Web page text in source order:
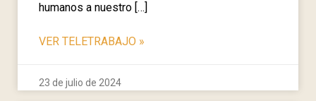
humanos a nuestro […]
VER TELETRABAJO »
23 de julio de 2024